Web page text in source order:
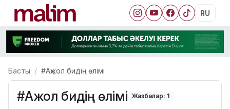
RU
Басты #Ақжол бидің өлімі
#Ақжол бидің өлімі Жазбалар: 1